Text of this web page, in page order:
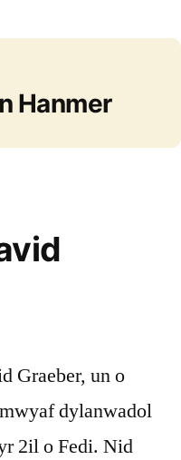
Hanmer
Graeber, un o
dylanwadol
2il o Fedi. Nid